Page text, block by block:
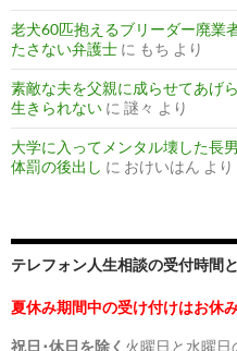
老犬60匹抱えるブリーダー廃業
たさない弁護士 に もち より
素敵な夫を父親に成らせてあげ
生きられない に 謎々 より
大学に入ってメンタル壊した長
体罰の後出し に おけいはん より
テレフォン人生相談の受付時間
夏休み期間中の受け付けはお休み
祝日･休日を除く 火曜日と水曜日